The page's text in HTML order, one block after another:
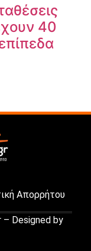
40
Απορρήτου
Designed by